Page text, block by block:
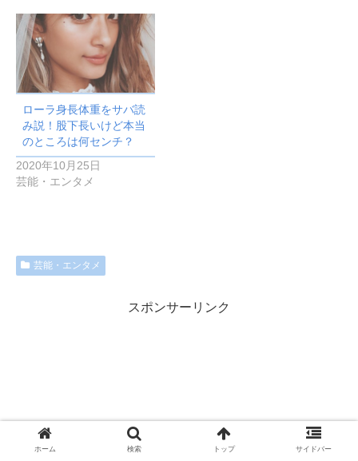
ローラ身長体重をサバ読
み説！股下長いけど本当
のところは何センチ？
2020年10月25日
芸能・エンタメ
芸能・エンタメ
スポンサーリンク
ホーム 検索 トップ サイドバー